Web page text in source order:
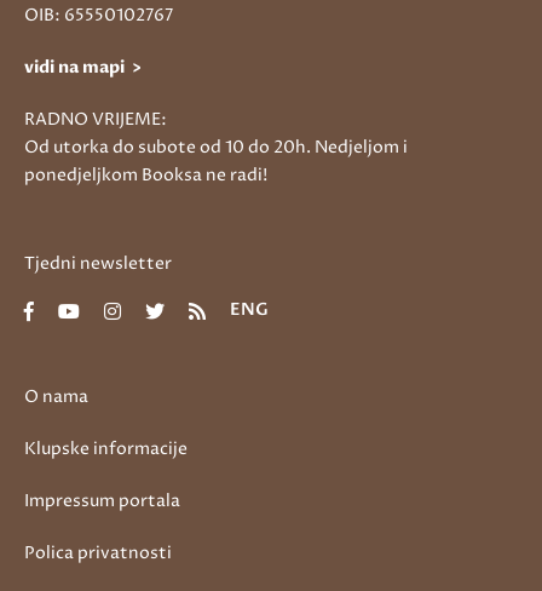
O nama
Klupske informacije
Impressum portala
Polica privatnosti
OIB: 65550102767
vidi na mapi >
RADNO VRIJEME:
Od utorka do subote od 10 do 20h. Nedjeljom i
ponedjeljkom Booksa ne radi!
Tjedni newsletter
ENG